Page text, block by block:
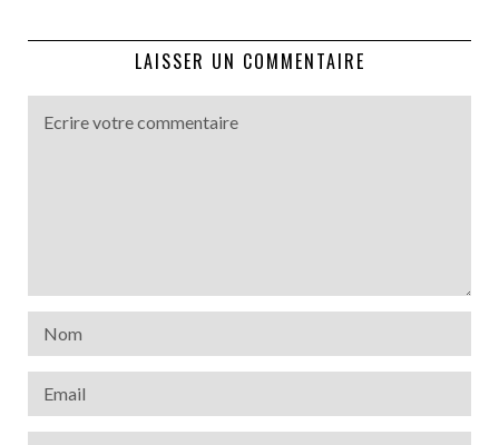
LAISSER UN COMMENTAIRE